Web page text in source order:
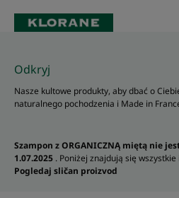
Szampon z ORGANICZNĄ miętą nie
1.07.2025 . Poniżej znajdują się
Pogledaj sličan proizvod
Odkryj
Nasze kultowe produkty, aby dbać o
naturalnego pochodzenia i Made in